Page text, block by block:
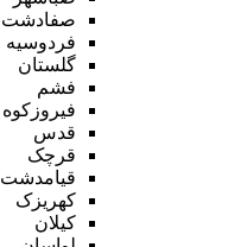
صفادشت
فردوسیه
گلستان
فشم
فیروزکوه
قدس
قرچک
قیامدشت
کهریزک
کیلان